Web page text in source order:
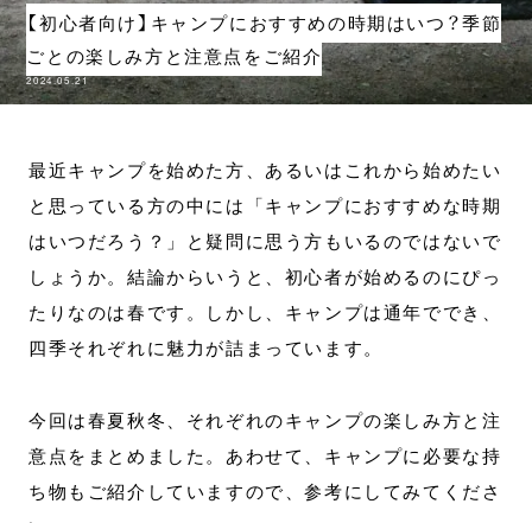
【初心者向け】キャンプにおすすめの時期はいつ？季節
ごとの楽しみ方と注意点をご紹介
2024.05.21
最近キャンプを始めた方、あるいはこれから始めたい
と思っている方の中には「キャンプにおすすめな時期
はいつだろう？」と疑問に思う方もいるのではないで
しょうか。結論からいうと、初心者が始めるのにぴっ
たりなのは春です。しかし、キャンプは通年ででき、
四季それぞれに魅力が詰まっています。
今回は春夏秋冬、それぞれのキャンプの楽しみ方と注
意点をまとめました。あわせて、キャンプに必要な持
ち物もご紹介していますので、参考にしてみてくださ